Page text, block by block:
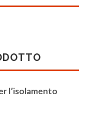
l’isolamento